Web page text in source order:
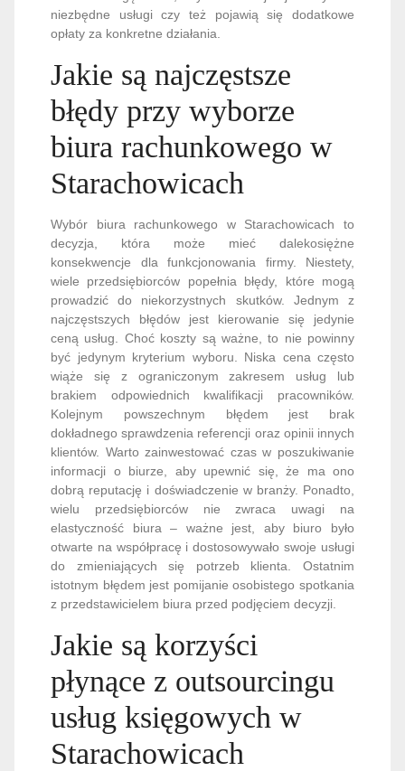
niezbędne usługi czy też pojawią się dodatkowe
opłaty za konkretne działania.
Jakie są najczęstsze
błędy przy wyborze
biura rachunkowego w
Starachowicach
Wybór biura rachunkowego w Starachowicach to
decyzja, która może mieć dalekosiężne
konsekwencje dla funkcjonowania firmy. Niestety,
wiele przedsiębiorców popełnia błędy, które mogą
prowadzić do niekorzystnych skutków. Jednym z
najczęstszych błędów jest kierowanie się jedynie
ceną usług. Choć koszty są ważne, to nie powinny
być jedynym kryterium wyboru. Niska cena często
wiąże się z ograniczonym zakresem usług lub
brakiem odpowiednich kwalifikacji pracowników.
Kolejnym powszechnym błędem jest brak
dokładnego sprawdzenia referencji oraz opinii innych
klientów. Warto zainwestować czas w poszukiwanie
informacji o biurze, aby upewnić się, że ma ono
dobrą reputację i doświadczenie w branży. Ponadto,
wielu przedsiębiorców nie zwraca uwagi na
elastyczność biura – ważne jest, aby biuro było
otwarte na współpracę i dostosowywało swoje usługi
do zmieniających się potrzeb klienta. Ostatnim
istotnym błędem jest pomijanie osobistego spotkania
z przedstawicielem biura przed podjęciem decyzji.
Jakie są korzyści
płynące z outsourcingu
usług księgowych w
Starachowicach